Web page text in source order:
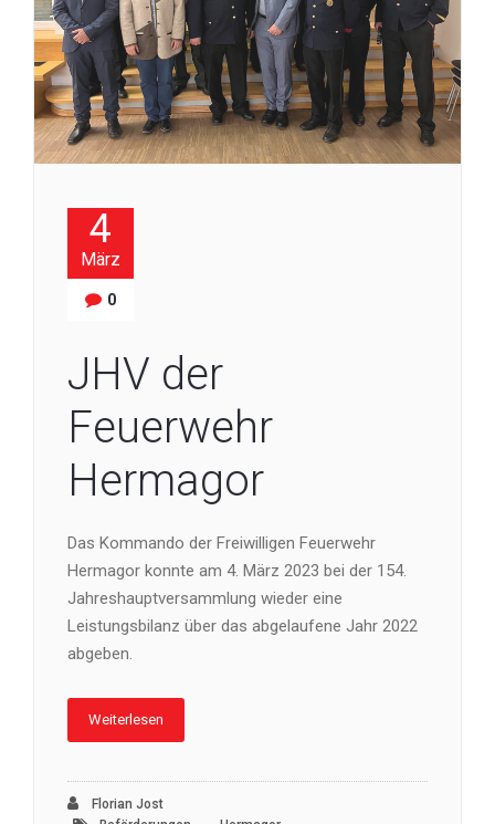
4
März
0
JHV der
Feuerwehr
Hermagor
Das Kommando der Freiwilligen Feuerwehr
Hermagor konnte am 4. März 2023 bei der 154.
Jahreshauptversammlung wieder eine
Leistungsbilanz über das abgelaufene Jahr 2022
abgeben.
Weiterlesen
Florian Jost